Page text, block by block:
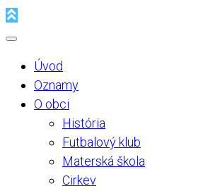
Úvod
Oznamy
O obci
História
Futbalový klub
Materská škola
Cirkev